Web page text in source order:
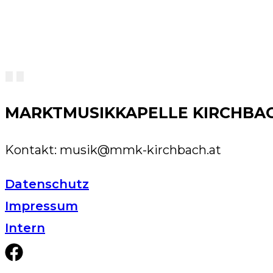
MARKTMUSIKKAPELLE
Kontakt: musik@mmk-kirchbach.at
Datenschutz
Impressum
Intern